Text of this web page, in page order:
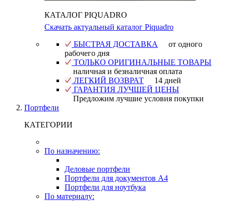
КАТАЛОГ PIQUADRO
Скачать актуальный каталог Piquadro
БЫСТРАЯ ДОСТАВКА
от одного
рабочего дня
ТОЛЬКО ОРИГИНАЛЬНЫЕ ТОВАРЫ
наличная и безналичная оплата
ЛЕГКИЙ ВОЗВРАТ
14 дней
ГАРАНТИЯ ЛУЧШЕЙ ЦЕНЫ
Предложим лучшие условия покупки
Портфели
КАТЕГОРИИ
По назначению:
Деловые портфели
Портфели для документов A4
Портфели для ноутбука
По материалу: